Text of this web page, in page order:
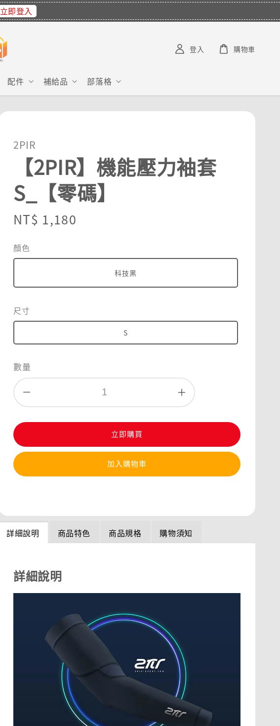
立即登入
配件 補給品 部落格
登入 購物車
2PIR
【2PIR】機能壓力袖套
S_【零碼】
Regular
NT$ 1,180
顏色
科技黑
尺寸
S
數量
立即購買
加入購物車
詳細說明 商品特色 商品規格 購物須知
詳細說明
【COLANTOTTE】SR 140 NEXT 運動機能磁石項圈